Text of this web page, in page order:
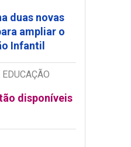
duas novas
ampliar o
Infantil
disponíveis